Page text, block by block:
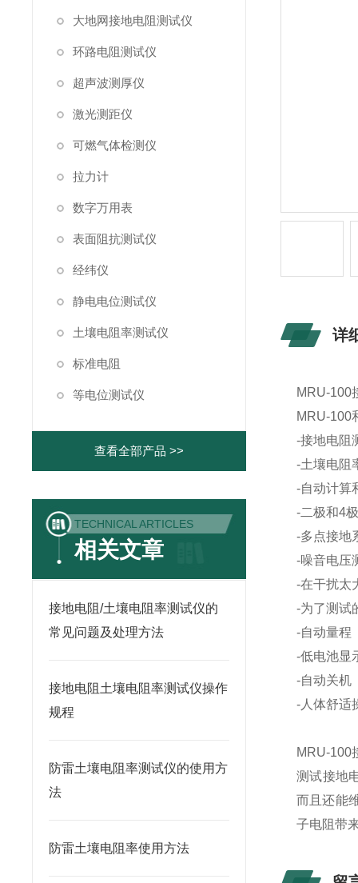
大地网接地电阻测试仪
环路电阻测试仪
超声波测厚仪
激光测距仪
可燃气体检测仪
拉力计
数字万用表
表面阻抗测试仪
经纬仪
静电电位测试仪
土壤电阻率测试仪
标准电阻
等电位测试仪
查看全部产品 >>
TECHNICAL ARTICLES
相关文章
接地电阻/土壤电阻率测试仪的
常见问题及处理方法
接地电阻土壤电阻率测试仪操作
规程
防雷土壤电阻率测试仪的使用方
法
防雷土壤电阻率使用方法
详
MRU-100
MRU-100
-接地电阻
-土壤电阻
-自动计算
-二极和4
-多点接地
-噪音电压
-在干扰太
-为了测试
-自动量程
-低电池显
-自动关机
-人体舒适
MRU-100
测试接地
而且还能
子电阻带